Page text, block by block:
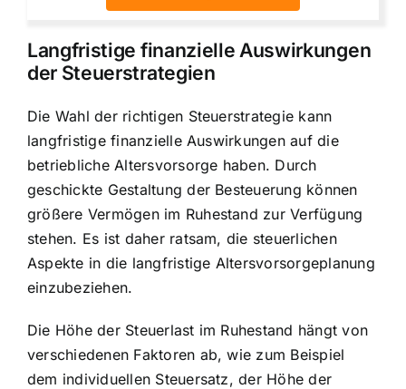
Langfristige finanzielle Auswirkungen
der Steuerstrategien
Die Wahl der richtigen Steuerstrategie kann
langfristige finanzielle Auswirkungen auf die
betriebliche Altersvorsorge haben. Durch
geschickte Gestaltung der Besteuerung können
größere Vermögen im Ruhestand zur Verfügung
stehen. Es ist daher ratsam, die steuerlichen
Aspekte in die langfristige Altersvorsorgeplanung
einzubeziehen.
Die Höhe der Steuerlast im Ruhestand hängt von
verschiedenen Faktoren ab, wie zum Beispiel
dem individuellen Steuersatz, der Höhe der